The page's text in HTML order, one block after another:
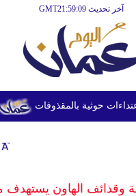
آخر تحديث GMT21:59:09
وقذائف الهاون يستهدف